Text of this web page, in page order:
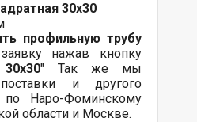
30х30
профильную трубу
нажав кнопку
" Так же мы
и другого
по Наро-Фоминскому
области и Москве.